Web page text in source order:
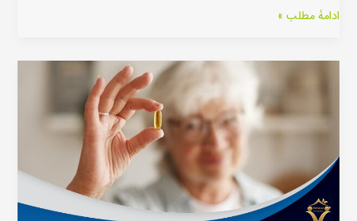
ادامۀ مطلب »
چه
خطراتی
دارد؟